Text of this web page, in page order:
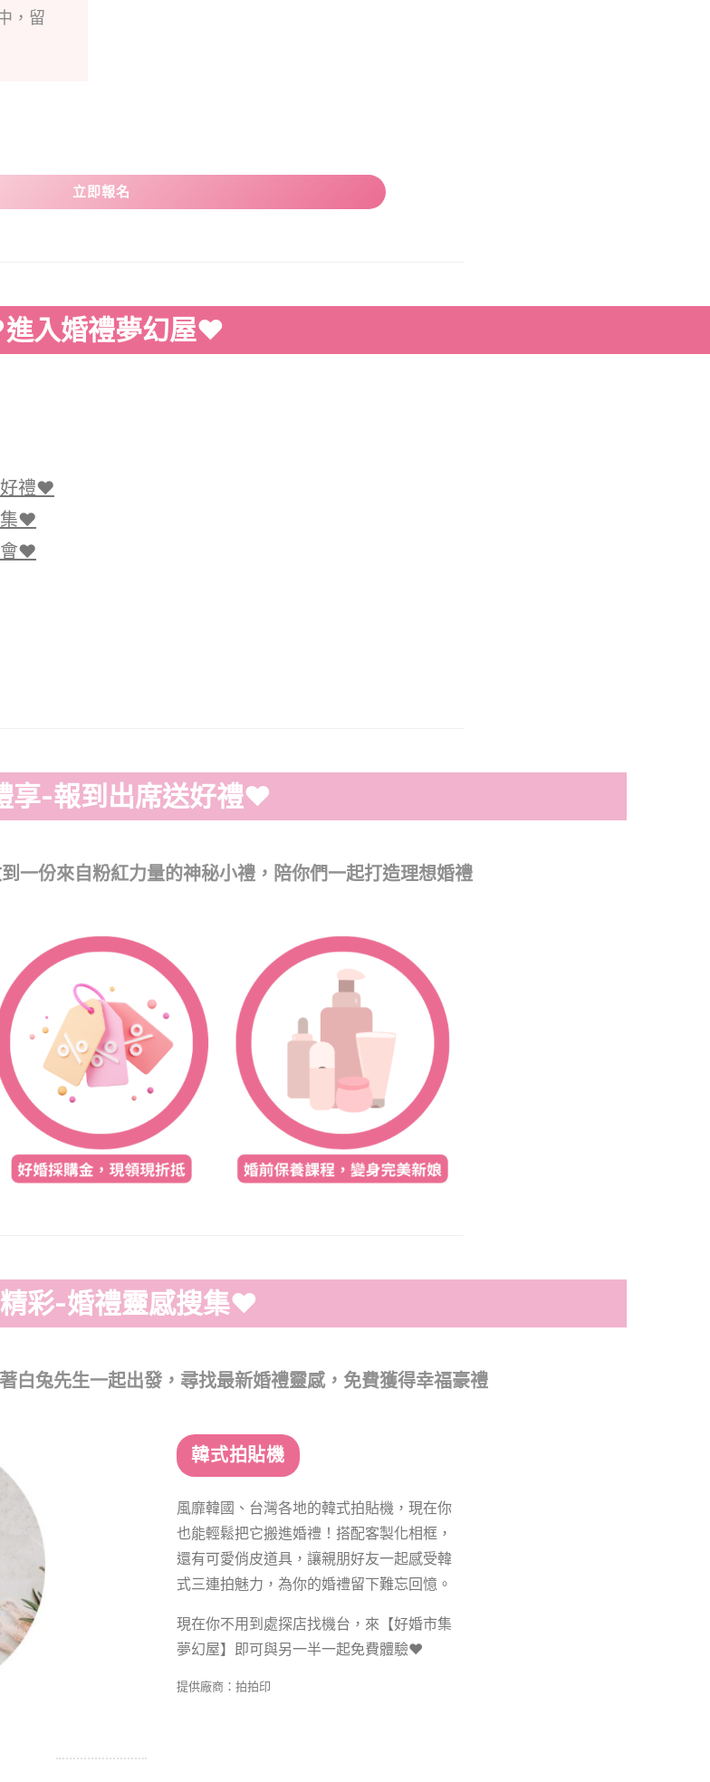
，留
立即報名
進入婚禮夢幻屋♥
禮♥
集♥
會♥
享-報到出席送好禮♥
一份來自粉紅力量的神秘小禮，陪你們一起打造理想婚禮
彩-婚禮靈感搜集♥
白兔先生一起出發，尋找最新婚禮靈感，免費獲得幸福豪禮
韓式拍貼機
風靡韓國、台灣各地的韓式拍貼機，現在你
也能輕鬆把它搬進婚禮！搭配客製化相框，
還有可愛俏皮道具，讓親朋好友一起感受韓
式三連拍魅力，為你的婚禮留下難忘回憶。
現在你不用到處探店找機台，來【好婚市集
夢幻屋】即可與另一半一起免費體驗❤
提供廠商：拍拍印